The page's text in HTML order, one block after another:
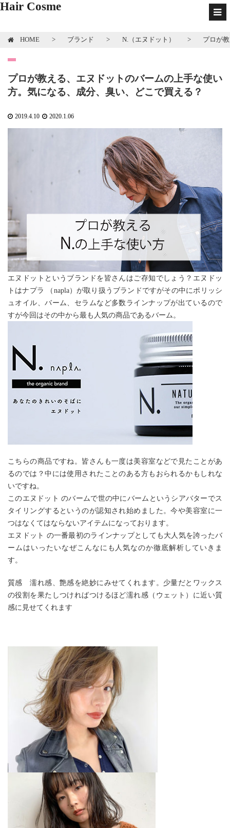
-->
Hair Cosme
HOME ブランド N.（エヌドット） プロが
プロが教える、エヌドットのバームの上手な使い
方。気になる、成分、臭い、どこで買える？
2019.4.10 2020.1.06
エヌドットというブランドを皆さんはご存知でしょう？エヌドッ
トはナプラ （napla）が取り扱うブランドですがその中にポリッシ
ュオイル、バーム、セラムなど多数ラインナップが出ているので
すが今回はその中から最も人気の商品であるバーム。
こちらの商品ですね。皆さんも一度は美容室などで見たことがあ
るのでは？中には使用されたことのある方もおられるかもしれな
いですね。
このエヌドット のバームで世の中にバームというシアバターでス
タイリングするというのが認知され始めました。今や美容室に一
つはなくてはならないアイテムになっております。
エヌドット の一番最初のラインナップとしても大人気を誇ったバ
ームはいったいなぜこんなにも人気なのか徹底解析していきま
す。
質感 濡れ感、艶感を絶妙にみせてくれます。少量だとワックス
の役割を果たしつければつけるほど濡れ感（ウェット）に近い質
感に見せてくれます